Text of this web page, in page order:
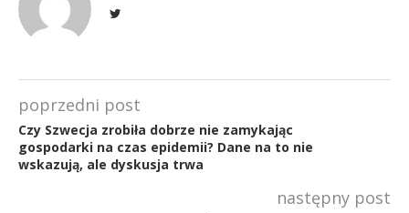
poprzedni post
Czy Szwecja zrobiła dobrze nie zamykając
gospodarki na czas epidemii? Dane na to nie
wskazują, ale dyskusja trwa
następny post